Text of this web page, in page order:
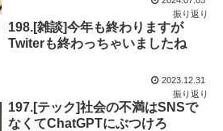
振り返り
198.[雑談]今年も終わりますが
Twiterも終わっちゃいましたね
2023.12.31
振り返り
197.[テック]社会の不満はSNSで
なくてChatGPTにぶつけろ